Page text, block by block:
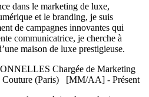
dans le marketing de luxe,
et le branding, je suis
de campagnes innovantes qui
communicatrice, je cherche à
maison de luxe prestigieuse.
Chargée de Marketing
Couture (Paris) [MM/AA] - Présent